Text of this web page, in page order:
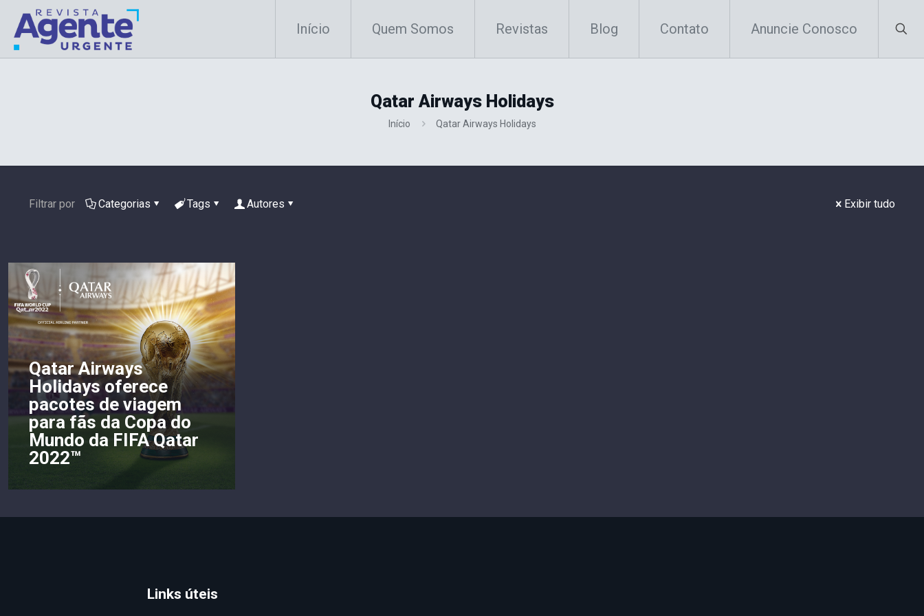
Início Quem Somos Revistas Blog Contato Anuncie Conosco
Qatar Airways Holidays
Início Qatar Airways Holidays
Filtrar por Categorias Tags Autores Exibir tudo
Qatar Airways
Holidays oferece
pacotes de viagem
para fãs da Copa do
Mundo da FIFA Qatar
2022™
Links úteis